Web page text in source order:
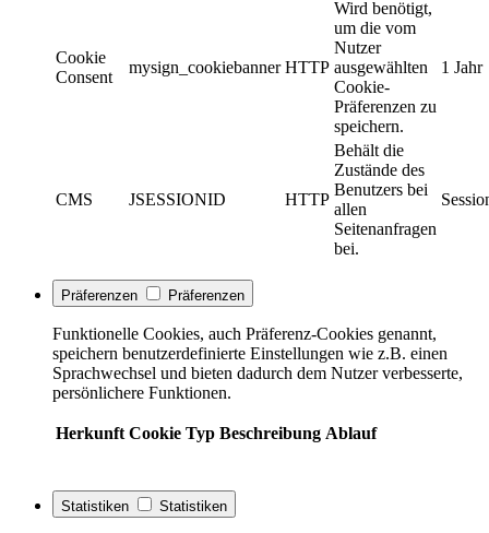
Cookie
Consent
mysign_cookiebanner HTTP
Wird benötigt,
um die vom
Nutzer
ausgewählten
Cookie-
Präferenzen zu
speichern.
1 Jahr
CMS JSESSIONID HTTP
Behält die
Zustände des
Benutzers bei
allen
Seitenanfragen
bei.
Präferenzen Präferenzen
Funktionelle Cookies, auch Präferenz-Cookies genannt,
speichern benutzerdefinierte Einstellungen wie z.B. einen
Sprachwechsel und bieten dadurch dem Nutzer verbesserte,
persönlichere Funktionen.
Herkunft Cookie Typ Beschreibung Ablauf
Statistiken Statistiken